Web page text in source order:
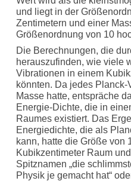
und liegt in der
Zentimetern und einer
Größenordnung von 10
Die Berechnungen, die
herauszufinden, wie viele
Vibrationen in einem
könnten. Da jedes
Masse hatte, entspräche
Energie-Dichte, die in
Raumes existiert. Das
Energiedichte, die als
kann, hatte die Größe von
Kubikzentimeter Raum
Spitznamen „die
Physik je gemacht hat“